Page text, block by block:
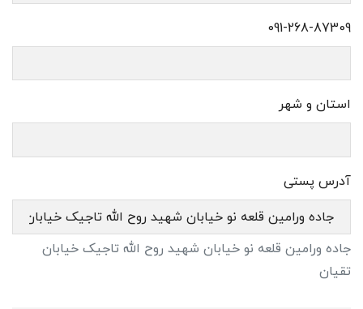
091-268-87309
استان و شهر
آدرس پستی
جاده ورامین قلعه نو خیابان شهید روح الله تاجیک خیابان
تقیان